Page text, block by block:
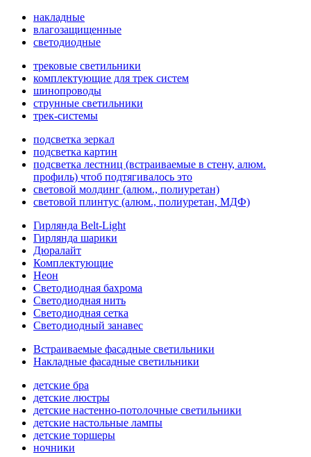
накладные
влагозащищенные
светодиодные
трековые светильники
комплектующие для трек систем
шинопроводы
струнные светильники
трек-системы
подсветка зеркал
подсветка картин
подсветка лестниц (встраиваемые в стену, алюм.
профиль) чтоб подтягивалось это
световой молдинг (алюм., полиуретан)
световой плинтус (алюм., полиуретан, МДФ)
Гирлянда Belt-Light
Гирлянда шарики
Дюралайт
Комплектующие
Неон
Светодиодная бахрома
Светодиодная нить
Светодиодная сетка
Светодиодный занавес
Встраиваемые фасадные светильники
Накладные фасадные светильники
детские бра
детские люстры
детские настенно-потолочные светильники
детские настольные лампы
детские торшеры
ночники